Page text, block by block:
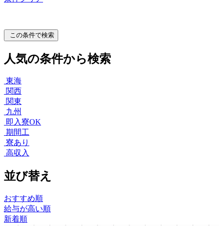
この条件で検索
人気の条件から検索
東海
関西
関東
九州
即入寮OK
期間工
寮あり
高収入
並び替え
おすすめ順
給与が高い順
新着順